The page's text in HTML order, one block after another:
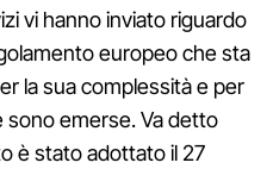
vi hanno inviato riguardo
europeo che sta
la sua complessità e per
emerse. Va detto
è stato adottato il 27